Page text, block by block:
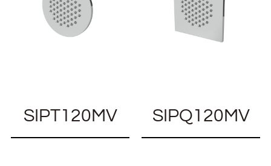
SIPT120MV SIPQ120MV